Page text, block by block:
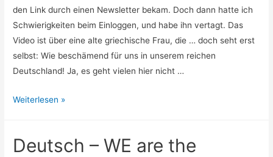
den Link durch einen Newsletter bekam. Doch dann hatte ich
Schwierigkeiten beim Einloggen, und habe ihn vertagt. Das
Video ist über eine alte griechische Frau, die … doch seht erst
selbst: Wie beschämend für uns in unserem reichen
Deutschland! Ja, es geht vielen hier nicht …
Sie
„Mama“
Weiterlesen »
Deutsch – WE are the